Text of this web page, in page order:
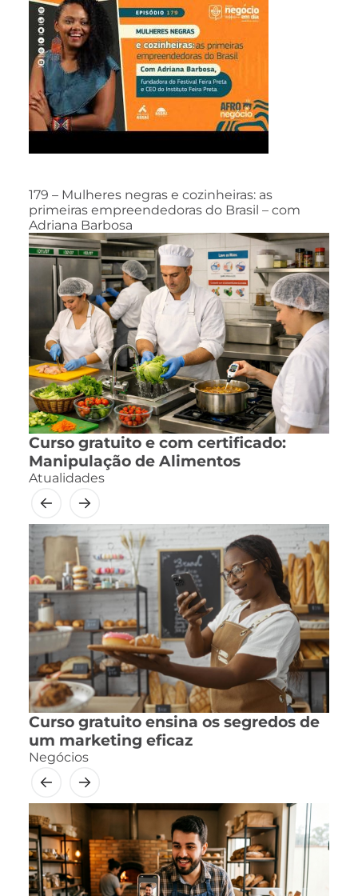
179 – Mulheres negras e cozinheiras: as
primeiras empreendedoras do Brasil – com
Adriana Barbosa
Curso gratuito e com certificado:
Manipulação de Alimentos
Atualidades
Curso gratuito ensina os segredos de
um marketing eficaz
Negócios